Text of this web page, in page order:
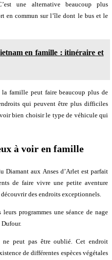
une alternative beaucoup plus
en commun sur l’île dont le bus et le
en famille : itinéraire et
famille peut faire beaucoup plus de
qui peuvent être plus difficiles
bien choisir le type de véhicule qui
à voir en famille
aux Anses d’Arlet est parfait
de faire vivre une petite aventure
des endroits exceptionnels.
programmes une séance de nage
Dufour.
peut pas être oublié. Cet endroit
de différentes espèces végétales